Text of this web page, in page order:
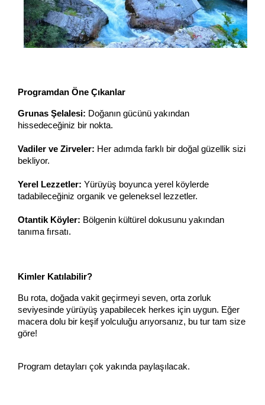
Programdan Öne Çıkanlar
Grunas Şelalesi: Doğanın gücünü yakından
hissedeceğiniz bir nokta.
Vadiler ve Zirveler: Her adımda farklı bir doğal güzellik sizi
bekliyor.
Yerel Lezzetler: Yürüyüş boyunca yerel köylerde
tadabileceğiniz organik ve geleneksel lezzetler.
Otantik Köyler: Bölgenin kültürel dokusunu yakından
tanıma fırsatı.
Kimler Katılabilir?
Bu rota, doğada vakit geçirmeyi seven, orta zorluk
seviyesinde yürüyüş yapabilecek herkes için uygun. Eğer
macera dolu bir keşif yolculuğu arıyorsanız, bu tur tam size
göre!
Program detayları çok yakında paylaşılacak.